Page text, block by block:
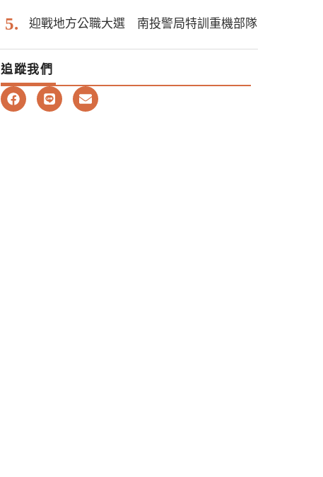
迎戰地方公職大選 南投警局特訓重機部隊
追蹤我們
F
a
L
i
E
n